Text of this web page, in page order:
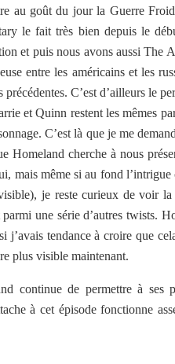
au goût du jour la Guerre
le fait très bien depuis le
et puis nous avons aussi The
entre les américains et les
C’est d’ailleurs le
et Quinn restent les mêmes
C’est là que je me
Homeland cherche à nous
mais même si au fond l’intrigue
je reste curieux de voir
parmi une série d’autres twists.
j’avais tendance à croire que
plus visible maintenant.
continue de permettre à ses
à cet épisode fonctionne